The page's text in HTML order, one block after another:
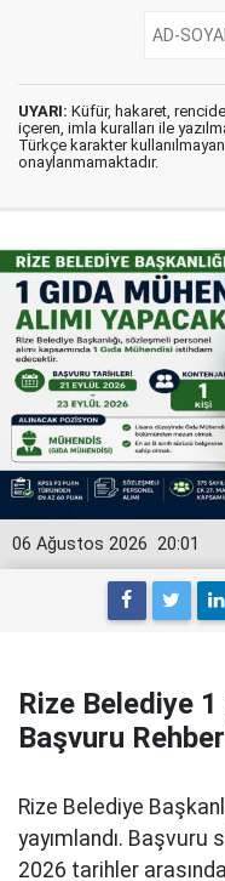
UYARI: Küfür, hakaret,
içeren, imla kuralları ile
Türkçe karakter
onaylanmamaktadır.
20:01
06 Ağustos 2026
Rize Belediye
Başvuru
Rize Belediye
yayımlandı. Başvuru
2026 tarihler